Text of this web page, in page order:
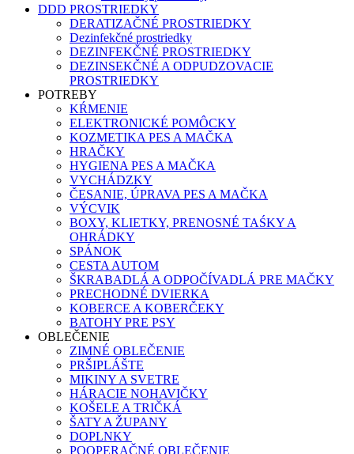
DDD PROSTRIEDKY
DERATIZAČNÉ PROSTRIEDKY
Dezinfekčné prostriedky
DEZINFEKČNÉ PROSTRIEDKY
DEZINSEKČNÉ A ODPUDZOVACIE
PROSTRIEDKY
POTREBY
KŔMENIE
ELEKTRONICKÉ POMÔCKY
KOZMETIKA PES A MAČKA
HRAČKY
HYGIENA PES A MAČKA
VYCHÁDZKY
ČESANIE, ÚPRAVA PES A MAČKA
VÝCVIK
BOXY, KLIETKY, PRENOSNÉ TAŚKY A
OHRÁDKY
SPÁNOK
CESTA AUTOM
ŠKRABADLÁ A ODPOČÍVADLÁ PRE MAČKY
PRECHODNÉ DVIERKA
KOBERCE A KOBERČEKY
BATOHY PRE PSY
OBLEČENIE
ZIMNÉ OBLEČENIE
PRŠIPLÁŠTE
MIKINY A SVETRE
HÁRACIE NOHAVIČKY
KOŠELE A TRIČKÁ
ŠATY A ŽUPANY
DOPLNKY
POOPERAČNÉ OBLEČENIE